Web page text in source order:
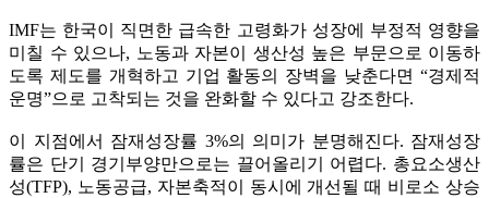
IMF는 한국이 직면한 급속한 고령화가 성장에 부정적 영향을
미칠 수 있으나, 노동과 자본이 생산성 높은 부문으로 이동하
도록 제도를 개혁하고 기업 활동의 장벽을 낮춘다면 “경제적
운명”으로 고착되는 것을 완화할 수 있다고 강조한다.
이 지점에서 잠재성장률 3%의 의미가 분명해진다. 잠재성장
률은 단기 경기부양만으로는 끌어올리기 어렵다. 총요소생산
성(TFP), 노동공급, 자본축적이 동시에 개선될 때 비로소 상승